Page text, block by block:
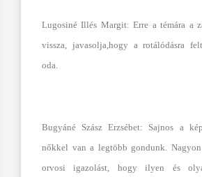
Lugosiné Illés Margit: Erre a témára a
vissza, javasolja,hogy a rotálódásra
oda.
Bugyáné Szász Erzsébet: Sajnos a
nőkkel van a legtöbb gondunk.
orvosi igazolást, hogy ilyen és